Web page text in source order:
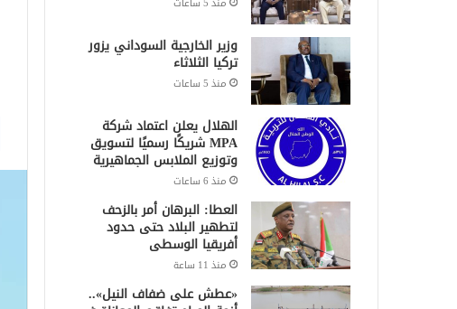
منذ 5 ساعات
وزير الخارجية السوداني يزور
تركيا الثلاثاء
منذ 5 ساعات
الهلال يعلن اعتماد شركة
MPA شريكًا رسميًا لتسويق
وتوزيع الملابس الجماهيرية
منذ 6 ساعات
العطا: البرهان أمر بالزحف
لتطهير البلاد حتى حدود
أفريقيا الوسطى
منذ 11 ساعة
«عطش على ضفاف النيل»..